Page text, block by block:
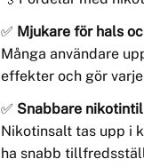
✅ Mjukare för hals
Många användare
effekter och gör
✅ Snabbare
Nikotinsalt tas upp i
ha snabb